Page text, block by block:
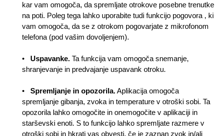
kar vam omogoča, da spremljate otrokove posebne trenutke
na poti. Poleg tega lahko uporabite tudi funkcijo pogovora , ki
vam omogoča, da se z otrokom pogovarjate z mikrofonom
telefona (pod vašim dovoljenjem).
•Uspavanke. Ta funkcija vam omogoča snemanje,
shranjevanje in predvajanje uspavank otroku.
•Spremljanje in opozorila.Aplikacija omogoča
spremljanje gibanja, zvoka in temperature v otroški sobi. Ta
opozorila lahko omogočite in onemogočite v aplikaciji in
starševski enoti. S to funkcijo lahko spremljate razmere v
otroški sobi in hkrati vas obvesti, če je zaznan zvok in/ali